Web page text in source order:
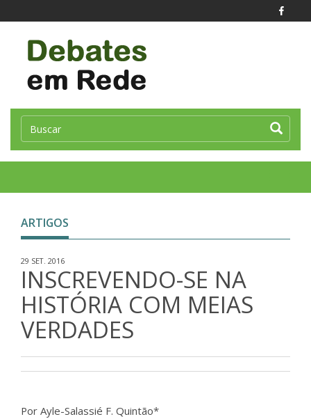
ARTIGOS
29 SET. 2016
INSCREVENDO-SE NA
HISTÓRIA COM MEIAS
VERDADES
Por Ayle-Salassié F. Quintão*